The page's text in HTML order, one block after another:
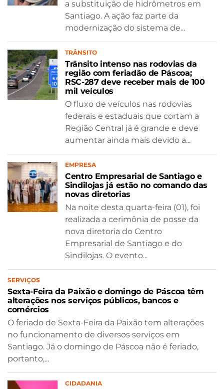
a substituição de hidrômetros em
Santiago. A ação faz parte da
modernização do sistema de...
TRÂNSITO
Trânsito intenso nas rodovias da
região com feriadão de Páscoa;
RSC-287 deve receber mais de 100
mil veículos
O fluxo de veículos nas rodovias
federais e estaduais que cortam a
Região Central já é grande e deve
aumentar ainda mais devido a...
EMPRESA
Centro Empresarial de Santiago e
Sindilojas já estão no comando das
novas diretorias
Na noite desta quarta-feira (01), foi
realizada a cerimônia de posse da
nova diretoria do Centro
Empresarial de Santiago e do
Sindilojas. O evento...
SERVIÇOS
Sexta-Feira da Paixão e domingo de Páscoa têm
alterações nos serviços públicos, bancos e
comércios
O feriado de Sexta-Feira da Paixão tem alterações
no funcionamento de diversos serviços em
Santiago. Já o domingo de Páscoa não é feriado,
portanto,...
CIDADANIA